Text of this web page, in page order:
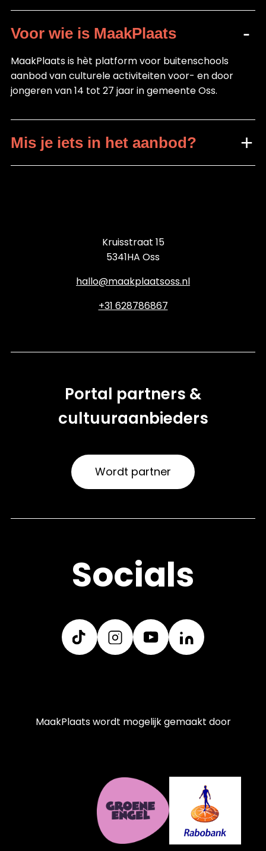
Voor wie is MaakPlaats
MaakPlaats is hèt platform voor buitenschools
aanbod van culturele activiteiten voor- en door
jongeren van 14 tot 27 jaar in gemeente Oss.
Mis je iets in het aanbod?
Kruisstraat 15
5341HA Oss
hallo@maakplaatsoss.nl
+31 628786867
Portal partners &
cultuuraanbieders
Wordt partner
Socials
MaakPlaats wordt mogelijk gemaakt door